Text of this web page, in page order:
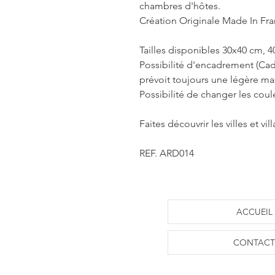
chambres d'hôtes.
Création Originale Made In
Tailles disponibles 30x40 cm,
Possibilité d'encadrement
prévoit toujours une légère
Possibilité de changer les
Faites découvrir les villes et
REF. ARD014
ACCUEIL
CONTACT